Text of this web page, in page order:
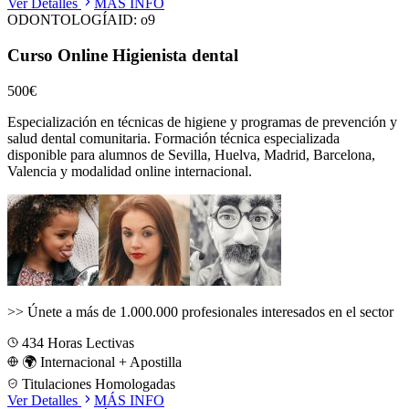
Ver Detalles
MÁS INFO
ODONTOLOGÍAID: o9
Curso Online Higienista dental
500€
Especialización en técnicas de higiene y programas de prevención y
salud dental comunitaria. Formación técnica especializada
disponible para alumnos de Sevilla, Huelva, Madrid, Barcelona,
Valencia y modalidad online internacional.
>> Únete a más de 1.000.000 profesionales interesados en el sector
434 Horas Lectivas
🌍 Internacional + Apostilla
Titulaciones Homologadas
Ver Detalles
MÁS INFO